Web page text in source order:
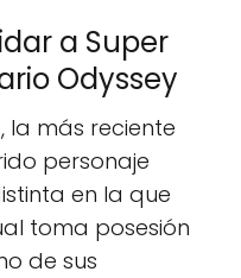
a Super
Odyssey
la más reciente
personaje
en la que
toma posesión
de sus